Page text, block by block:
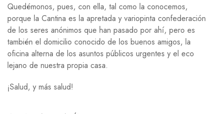
Quedémonos, pues, con ella, tal como la conocemos,
porque la Cantina es la apretada y variopinta confederación
de los seres anónimos que han pasado por ahí, pero es
también el domicilio conocido de los buenos amigos, la
oficina alterna de los asuntos públicos urgentes y el eco
lejano de nuestra propia casa.
¡Salud, y más salud!